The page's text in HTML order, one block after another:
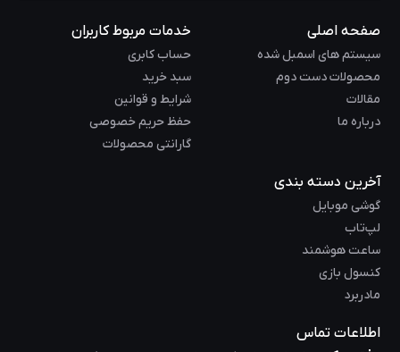
صفحه اصلی
سیستم های اسمبل شده
محصولات دست دوم
مقالات
درباره ما
خدمات مربوط کاربران
حساب کابری
سبد خرید
شرایط و قوانین
حفظ حریم خصوصی
گارانتی محصولات
آخرین دسته بندی
گوشی موبایل
لپ‌تاب
ساعت هوشمند
کنسول بازی
مادربرد
اطلاعات تماس